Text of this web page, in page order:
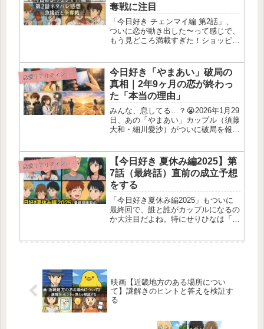
奪戦に注目
「今日好き チェンマイ編 第2話」、
ついに恋が動き出した〜って感じで、
もう見どころ満載すぎた！ショッピン
じデートの決定戦まで、ドキドキとキ
ュンの連続だったよね。この記事で
は...
恋
愛リアリティショー
今日好き「やまあい」破局の
真相｜2年9ヶ月の恋が終わっ
た「本当の理由」
みんな、息してる…？😭2026年1月29
日、あの「やまあい」カップル（須藤
大和・細川愛沙）がついに破局を報告
月。私たちの青春そのものだった二人
に何があったのか。まずは涙を拭い...
恋
愛リアリティショー
【今日好き 夏休み編2025】第
7話（最終話）直前の成立予想
をする
「今日好き夏休み編2025」もついに
最終回で、誰と誰がカップルになるの
か大注目だよね。特にせりひなは「成
映画【近畿地方のある場所につい
て】謎解きのヒントと答えを検証す
る